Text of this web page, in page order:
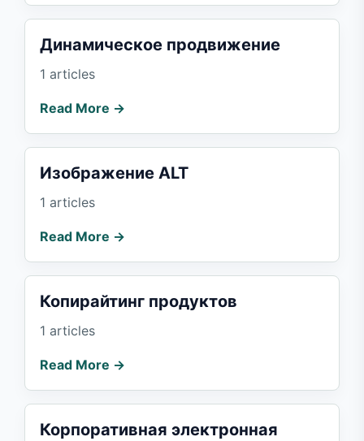
Динамическое продвижение
1 articles
Read More →
Изображение ALT
1 articles
Read More →
Копирайтинг продуктов
1 articles
Read More →
Корпоративная электронная